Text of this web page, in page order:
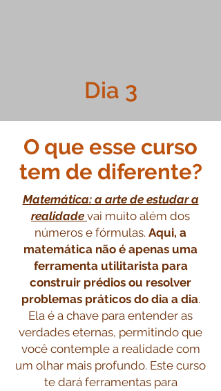
Dia 3
O que esse curso
tem de diferente?
Matemática: a arte de estudar a
realidade vai muito além dos
números e fórmulas. Aqui, a
matemática não é apenas uma
ferramenta utilitarista para
construir prédios ou resolver
problemas práticos do dia a dia.
Ela é a chave para entender as
verdades eternas, permitindo que
você contemple a realidade com
um olhar mais profundo. Este curso
te dará ferramentas para